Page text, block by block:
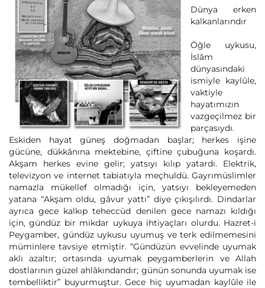
Dünya erken
kalkanlarındır
Öğle uykusu,
İslâm
dünyasındaki
ismiyle kaylûle,
vaktiyle
hayatımızın
vazgeçilmez bir
parçasıydı.
Eskiden hayat güneş doğmadan başlar; herkes işine
gücüne, dükkânına mektebine, çiftine çubuğuna koşardı.
Akşam herkes evine gelir; yatsıyı kılıp yatardı. Elektrik,
televizyon ve internet tabiatıyla meçhuldü. Gayrımüslimler
namazla mükellef olmadığı için, yatsıyı bekleyemeden
yatana “Akşam oldu, gâvur yattı” diye çıkışılırdı. Dindarlar
ayrıca gece kalkıp teheccüd denilen gece namazı kıldığı
için, gündüz bir mikdar uykuya ihtiyaçları olurdu. Hazret-i
Peygamber, gündüz uykusu uyumuş ve terk edilmemesini
müminlere tavsiye etmiştir. “Gündüzün evvelinde uyumak
aklı azaltır; ortasında uyumak peygamberlerin ve Allah
dostlarının güzel ahlâkındandır; günün sonunda uyumak ise
tembelliktir” buyurmuştur. Gece hiç uyumadan kaylûle ile